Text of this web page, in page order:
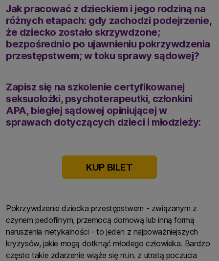
Jak pracować z dzieckiem i jego rodziną na
różnych etapach: gdy zachodzi podejrzenie,
że dziecko zostało skrzywdzone;
bezpośrednio po ujawnieniu pokrzywdzenia
przestępstwem; w toku sprawy sądowej?
Zapisz się na szkolenie certyfikowanej
seksuolożki, psychoterapeutki, członkini
APA, biegłej sądowej opiniującej w
sprawach dotyczących dzieci i młodzieży:
KUP BILET
Pokrzywdzenie dziecka przestępstwem - związanym z
czynem pedofilnym, przemocą domową lub inną formą
naruszenia nietykalności - to jeden z najpoważniejszych
kryzysów, jakie mogą dotknąć młodego człowieka. Bardzo
często takie zdarzenie wiąże się m.in. z utratą poczucia